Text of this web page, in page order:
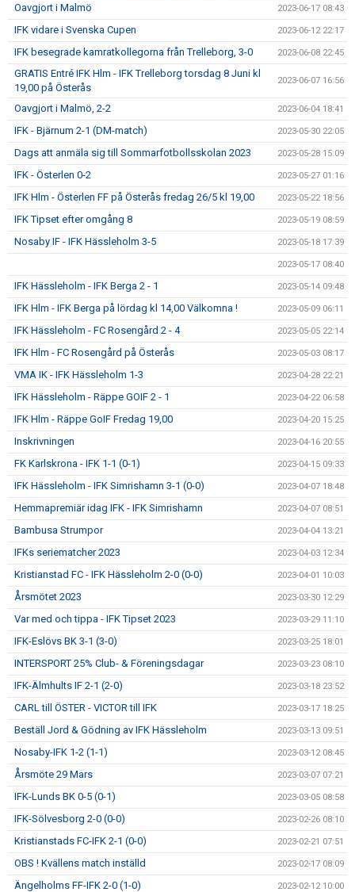
Oavgjort i Malmö 2023-06-17 08:43
IFK vidare i Svenska Cupen 2023-06-12 22:17
IFK besegrade kamratkollegorna från Trelleborg, 3-0 2023-06-08 22:45
GRATIS Entré IFK Hlm - IFK Trelleborg torsdag 8 Juni kl
19,00 på Österås
2023-06-07 16:56
Oavgjort i Malmö, 2-2 2023-06-04 18:41
IFK - Bjärnum 2-1 (DM-match) 2023-05-30 22:05
Dags att anmäla sig till Sommarfotbollsskolan 2023 2023-05-28 15:09
IFK - Österlen 0-2 2023-05-27 01:16
IFK Hlm - Österlen FF på Österås fredag 26/5 kl 19,00 2023-05-22 18:56
IFK Tipset efter omgång 8 2023-05-19 08:59
Nosaby IF - IFK Hässleholm 3-5 2023-05-18 17:39
2023-05-17 08:40
IFK Hässleholm - IFK Berga 2 - 1 2023-05-14 09:48
IFK Hlm - IFK Berga på lördag kl 14,00 Välkomna ! 2023-05-09 06:11
IFK Hässleholm - FC Rosengård 2 - 4 2023-05-05 22:14
IFK Hlm - FC Rosengård på Österås 2023-05-03 08:17
VMA IK - IFK Hässleholm 1-3 2023-04-28 22:21
IFK Hässleholm - Räppe GOIF 2 - 1 2023-04-22 06:58
IFK Hlm - Räppe GoIF Fredag 19,00 2023-04-20 15:25
Inskrivningen 2023-04-16 20:55
FK Karlskrona - IFK 1-1 (0-1) 2023-04-15 09:33
IFK Hässleholm - IFK Simrishamn 3-1 (0-0) 2023-04-07 18:48
Hemmapremiär idag IFK - IFK Simrishamn 2023-04-07 08:51
Bambusa Strumpor 2023-04-04 13:21
IFKs seriematcher 2023 2023-04-03 12:34
Kristianstad FC - IFK Hässleholm 2-0 (0-0) 2023-04-01 10:03
Årsmötet 2023 2023-03-30 12:29
Var med och tippa - IFK Tipset 2023 2023-03-29 11:10
IFK-Eslövs BK 3-1 (3-0) 2023-03-25 18:01
INTERSPORT 25% Club- & Föreningsdagar 2023-03-23 08:10
IFK-Älmhults IF 2-1 (2-0) 2023-03-18 23:52
CARL till ÖSTER - VICTOR till IFK 2023-03-17 18:25
Beställ Jord & Gödning av IFK Hässleholm 2023-03-13 09:51
Nosaby-IFK 1-2 (1-1) 2023-03-12 08:45
Årsmöte 29 Mars 2023-03-07 07:21
IFK-Lunds BK 0-5 (0-1) 2023-03-05 08:58
IFK-Sölvesborg 2-0 (0-0) 2023-02-26 08:10
Kristianstads FC-IFK 2-1 (0-0) 2023-02-21 07:51
OBS ! Kvällens match inställd 2023-02-17 08:09
Ängelholms FF-IFK 2-0 (1-0) 2023-02-12 10:00